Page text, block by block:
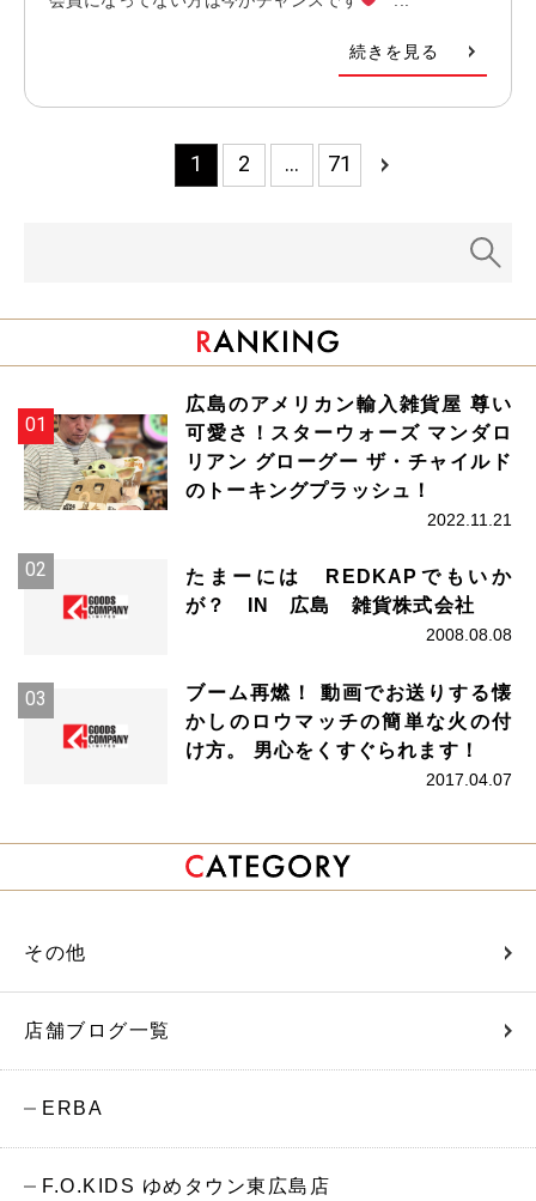
続きを見る
1 2 … 71
広島のアメリカン輸入雑貨屋 尊い
可愛さ！スターウォーズ マンダロ
リアン グローグー ザ・チャイルド
のトーキングプラッシュ！
2022.11.21
たまーには REDKAPでもいか
が？ IN 広島 雑貨株式会社
2008.08.08
ブーム再燃！ 動画でお送りする懐
かしのロウマッチの簡単な火の付
け方。 男心をくすぐられます！
2017.04.07
その他
店舗ブログ一覧
ERBA
F.O.KIDS ゆめタウン東広島店